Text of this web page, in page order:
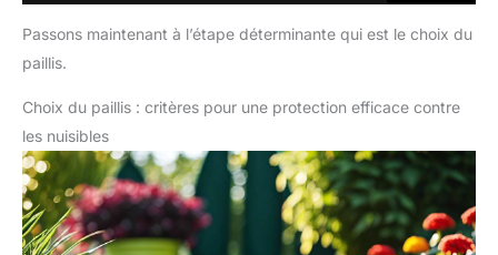
Passons maintenant à l’étape déterminante qui est le choix du
paillis.
Choix du paillis : critères pour une protection efficace contre
les nuisibles